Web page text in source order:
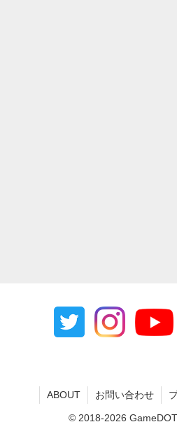
ABOUT お問い合わせ
© 2018-2026